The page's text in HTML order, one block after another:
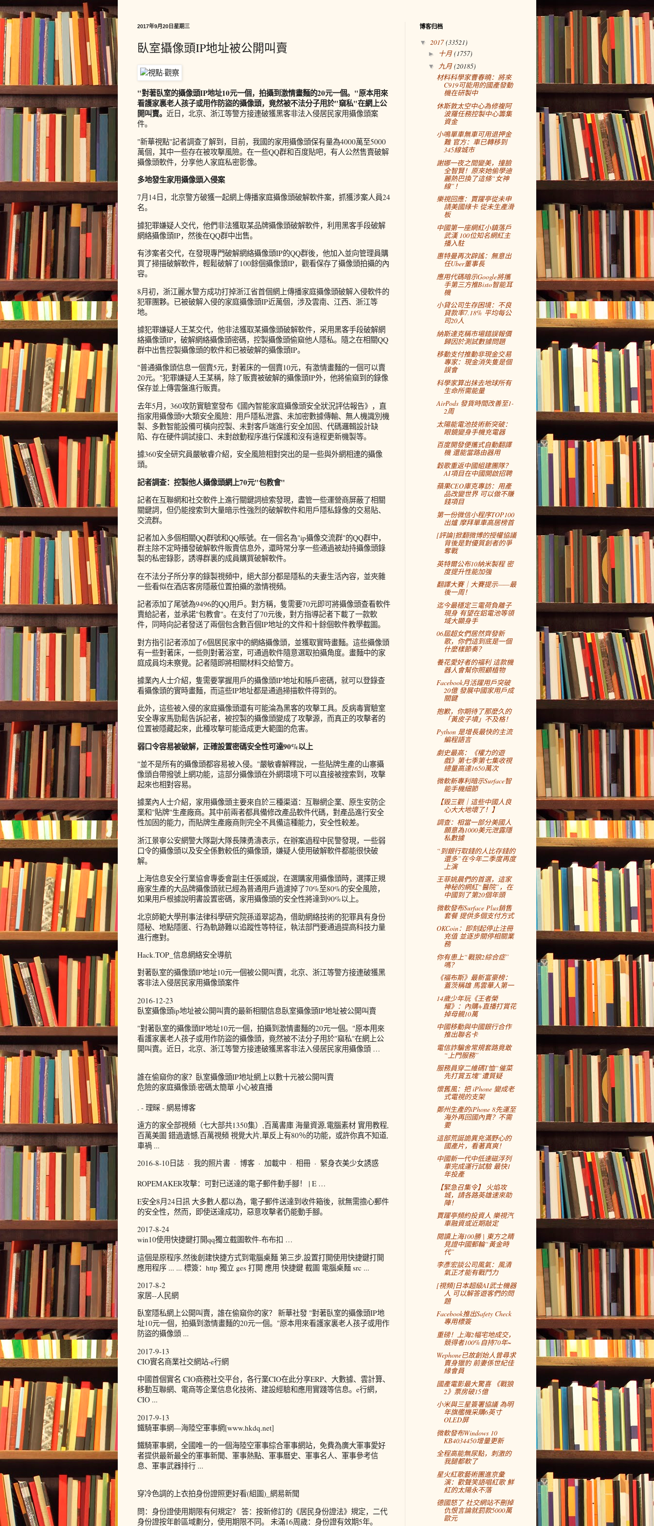
2017年9月20日星期三
臥室攝像頭IP地址被公開叫賣
"對著臥室的攝像頭IP地址10元一個，拍攝到激情畫麵的20元一個。"原本用來
看護家裏老人孩子或用作防盜的攝像頭，竟然被不法分子用於"窺私"在網上公
開叫賣。 近日，北京、浙江等警方接連破獲黑客非法入侵居民家用攝像頭案
件。
"新華視點"記者調查了解到，目前，我國的家用攝像頭保有量為4000萬至5000
萬個，其中一些存在被攻擊風險。在一些QQ群和百度貼吧，有人公然售賣破解
攝像頭軟件，分享他人家庭私密影像。
多地發生家用攝像頭入侵案
7月14日，北京警方破獲一起網上傳播家庭攝像頭破解軟件案，抓獲涉案人員24
名。
據犯罪嫌疑人交代，他們非法獲取某品牌攝像頭破解軟件，利用黑客手段破解
網絡攝像頭IP，然後在QQ群中出售。
有涉案者交代，在發現專門破解網絡攝像頭IP的QQ群後，他加入並向管理員購
買了掃描破解軟件，輕鬆破解了100餘個攝像頭IP，觀看保存了攝像頭拍攝的內
容。
8月初，浙江麗水警方成功打掉浙江省首個網上傳播家庭攝像頭破解入侵軟件的
犯罪團夥。已被破解入侵的家庭攝像頭IP近萬個，涉及雲南、江西、浙江等
地。
據犯罪嫌疑人王某交代，他非法獲取某攝像頭破解軟件，采用黑客手段破解網
絡攝像頭IP，破解網絡攝像頭密碼，控製攝像頭偷窺他人隱私。隨之在相關QQ
群中出售控製攝像頭的軟件和已被破解的攝像頭IP。
"普通攝像頭信息一個賣5元，對著床的一個賣10元，有激情畫麵的一個可以賣
20元。"犯罪嫌疑人王某稱，除了販賣被破解的攝像頭IP外，他將偷窺到的錄像
保存並上傳雲盤進行販賣。
去年5月，360攻防實驗室發布《國內智能家庭攝像頭安全狀況評估報告》，直
指家用攝像頭9大類安全風險：用戶隱私泄露、未加密數據傳輸、無人機識別機
製、多數智能設備可橫向控製、未對客戶端進行安全加固、代碼邏輯設計缺
陷、存在硬件調試接口、未對啟動程序進行保護和沒有遠程更新機製等。
據360安全研究員嚴敏睿介紹，安全風險相對突出的是一些與外網相連的攝像
頭。
記者調查：控製他人攝像頭網上70元"包教會"
記者在互聯網和社交軟件上進行關鍵詞檢索發現，盡管一些運營商屏蔽了相關
關鍵詞，但仍能搜索到大量暗示性強烈的破解軟件和用戶隱私錄像的交易貼、
交流群。
記者加入多個相關QQ群號和QQ賬號。在一個名為"ip攝像交流群"的QQ群中，
群主除不定時播發破解軟件販賣信息外，還時常分享一些通過被劫持攝像頭錄
製的私密錄影，誘導群裏的成員購買破解軟件。
在不法分子所分享的錄製視頻中，絕大部分都是隱私的夫妻生活內容，並夾雜
一些看似在酒店客房隱蔽位置拍攝的激情視頻。
記者添加了尾號為9496的QQ用戶。對方稱，隻需要70元即可將攝像頭查看軟件
賣給記者，並承諾"包教會"。在支付了70元後，對方指導記者下載了一款軟
件，同時向記者發送了兩個包含數百個IP地址的文件和十餘個軟件教學截圖。
對方指引記者添加了6個居民家中的網絡攝像頭，並獲取實時畫麵。這些攝像頭
有一些對著床，一些則對著浴室，可通過軟件隨意選取拍攝角度。畫麵中的家
庭成員均未察覺。記者隨即將相關材料交給警方。
據業內人士介紹，隻需要掌握用戶的攝像頭IP地址和賬戶密碼，就可以登錄查
看攝像頭的實時畫麵，而這些IP地址都是通過掃描軟件得到的。
此外，這些被入侵的家庭攝像頭還有可能淪為黑客的攻擊工具。反病毒實驗室
安全專家馬勁鬆告訴記者，被控製的攝像頭變成了攻擊源，而真正的攻擊者的
位置被隱藏起來，此種攻擊可能造成更大範圍的危害。
弱口令容易被破解，正確設置密碼安全性可達90%以上
"並不是所有的攝像頭都容易被入侵。"嚴敏睿解釋說，一些貼牌生產的山寨攝
像頭自帶撥號上網功能，這部分攝像頭在外網環境下可以直接被搜索到，攻擊
起來也相對容易。
據業內人士介紹，家用攝像頭主要來自於三種渠道：互聯網企業、原生安防企
業和"貼牌"生產廠商。其中前兩者都具備修改產品軟件代碼，對產品進行安全
性加固的能力，而貼牌生產廠商則完全不具備這種能力，安全性較差。
浙江景寧公安網警大隊副大隊長陳勇濤表示，在辦案過程中民警發現，一些弱
口令的攝像頭以及安全係數較低的攝像頭，嫌疑人使用破解軟件都能很快破
解。
上海信息安全行業協會專委會副主任張威說，在選購家用攝像頭時，選擇正規
廠家生產的大品牌攝像頭就已經為普通用戶過濾掉了70%至80%的安全風險，
如果用戶根據說明書設置密碼，家用攝像頭的安全性將達到90%以上。
北京師範大學刑事法律科學研究院孫道翠認為，借助網絡技術的犯罪具有身份
隱秘、地點隱匿、行為軌跡難以追蹤性等特征，執法部門要通過提高科技力量
進行應對。
Hack.TOP_信息網絡安全導航
對著臥室的攝像頭IP地址10元一個被公開叫賣，北京、浙江等警方接連破獲黑
客非法入侵居民家用攝像頭案件
2016-12-23
臥室攝像頭ip地址被公開叫賣的最新相關信息臥室攝像頭IP地址被公開叫賣
"對著臥室的攝像頭IP地址10元一個，拍攝到激情畫麵的20元一個。"原本用來
看護家裏老人孩子或用作防盜的攝像頭，竟然被不法分子用於"窺私"在網上公
開叫賣。近日，北京、浙江等警方接連破獲黑客非法入侵居民家用攝像頭 …
誰在偷窺你的家？臥室攝像頭IP地址網上以數十元被公開叫賣
危險的家庭攝像頭:密碼太簡單 小心被直播
. - 理睬 - 網易博客
遠方的家全部視頻（七大部共1350集）,百萬書庫 海量資源,電腦素材 實用教程,
百萬美圖 錯過遺憾,百萬視頻 視覺大片,單反上有80％的功能，或許你真不知道,
車禍 ...
2016-8-10日誌 · 我的照片書 · 博客 · 加載中 · 相冊 · 緊身衣美少女誘惑
ROPEMAKER攻擊：可對已送達的電子郵件動手腳！ | E …
E安全8月24日訊 大多數人都以為，電子郵件送達到收件箱後，就無需擔心郵件
的安全性，然而，即使送達成功，惡意攻擊者仍能動手腳。
2017-8-24
win10使用快捷鍵打開qq獨立截圖軟件-布布扣 …
這個是原程序,然後創建快捷方式到電腦桌麵 第三步,設置打開使用快捷鍵打開
應用程序 ... ... 標簽：http 獨立 ges 打開 應用 快捷鍵 截圖 電腦桌麵 src ...
2017-8-2
家居--人民網
臥室隱私網上公開叫賣，誰在偷窺你的家？ 新華社發 "對著臥室的攝像頭IP地
址10元一個，拍攝到激情畫麵的20元一個。"原本用來看護家裏老人孩子或用作
防盜的攝像頭 ...
2017-9-13
CIO實名商業社交網站-e行網
中國首個實名 CIO商務社交平台，各行業CIO在此分享ERP、大數據、雲計算、
移動互聯網、電商等企業信息化技術、建設經驗和應用實踐等信息。e行網，
CIO ...
2017-9-13
鐵騎軍事網—海陸空軍事網[www.hkdq.net]
鐵騎軍事網，全國唯一的一個海陸空軍事綜合軍事網站，免費為廣大軍事愛好
者提供最新最全的軍事新聞、軍事熱點、軍事曆史、軍事名人、軍事參考信
息、軍事武器排行 ...
穿冷色調的上衣拍身份證照更好看(組圖)_網易新聞
問：身份證使用期限有何規定？ 答：按新修訂的《居民身份證法》規定，二代
身份證按年齡區域劃分，使用期限不同。 未滿16周歲：身份證有效期5年。
博客归档
▼ 2017(33521)
► 十月(1757)
▼ 九月(20185)
材料科學家曹春曉：將來
C919可能用的國產發動
機在研製中
休斯敦太空中心為修複阿
波羅任務控製中心籌集
資金
小鳴單車無車可用退押金
難 官方：車已轉移到
345線城市
謝娜一夜之間變美，撞臉
全智賢！原來她偷學迪
麗熱巴換了這條“女神
線”！
樂視回應：賈躍亭從未申
請美國綠卡 從未生產滑
板
中國第一座網紅小鎮落戶
武漢 100位知名網紅主
播入駐
惠特曼再次辟謠：無意出
任Uber董事長
應用代碼暗示Google將攜
手第三方推Bisto智能耳
機
小貸公司生存困境：不良
貸款率7.18% 平均每公
司20人
納斯達克稱市場錯誤報價
歸因於測試數據問題
移動支付推動非現金交易
專家：現金消失隻是個
誤會
科學家算出抹去地球所有
生命所需能量
AirPods 發貨時間改善至1-
2周
太陽能電池技術新突破：
眼鏡變身手機充電器
百度開發便攜式自動翻譯
機 還能當路由器用
穀歌重返中國組建團隊？
AI項目在中國開啟招聘
蘋果CEO庫克專訪：用產
品改變世界 可以做不賺
錢項目
第一份微信小程序TOP100
出爐 摩拜單車高居榜首
[評論]掀翻微博的授權協議
背後是對優質創者的爭
奪戰
英特爾公布10納米製程 密
度提升性能加強
翻譯大賽｜大賽提示——最
後一周！
迄今最穩定三電荷負離子
現身 有望在鋁電池等領
域大顯身手
06屆超女們居然齊發新
歌，你們這到底是一個
什麼樣節奏？
養花愛好者的福利 這款機
器人會幫你照顧植物
Facebook月活躍用戶突破
20億 發展中國家用戶成
關鍵
抱歉，你期待了那麼久的
「黃皮子墳」不及格！
Python 是增長最快的主流
編程語言
劇史最高：《權力的遊
戲》第七季第七集收視
總量高達1650萬次
微軟新專利暗示Surface智
能手機細節
【毀三觀｜這些中國人良
心大大地壞了！】
調查：相當一部分美國人
願意為1000美元泄露隱
私數據
“到銀行取錢的人比存錢的
還多”在今年二季度再度
上演
王菲姚晨們的首選，這家
神秘的網紅“醫院”，在
中國到了第20個年頭
微軟發布Surface Plus銷售
套餐 提供多個支付方式
OKCoin：即刻起停止注冊
充值 並逐步關停相關業
務
你有患上“戰狼2綜合症”
嗎？
《福布斯》最新富豪榜：
蓋茨稱雄 馬雲華人第一
14歲少年玩《王者榮
耀》：內購+直播打賞花
掉母親10萬
中國移動與中國銀行合作
推出聯名卡
電信詐騙舍常規套路竟敢
“上門服務”
服務員穿二維碼T恤“催菜
先打賞五塊”遭質疑
懷舊風：把 iPhone 變成老
式電視的支架
鄭州生產的iPhone 8先運至
海外再回國內賣？不需
要
這部荒誕詭異充滿野心的
國產片，看著真爽！
中國新一代中低速磁浮列
車完成運行試驗 最快1
年投產
【緊急召集令】 火焰攻
城，請各路英雄速來助
陣！
賈躍亭頻約投資人 樂視汽
車融資或近期敲定
閱讀上海100勝 | 東方之睛
見證中國郵輪“黃金時
代”
李彥宏談公司風氣：風清
氣正才能有戰鬥力
[視頻]日本超級AI武士機器
人 可以解答遊客們的問
題
Facebook推出Safety Check
專用標簽
重磅！上海2幅宅地成交，
競得者100%自持70年~
Wephone已故創始人曾尋求
賣身獵豹 前妻係世紀佳
緣會員
國產電影最大驚喜 《戰狼
2》票房破15億
小米與三星簽署協議 為明
年旗艦機采購6英寸
OLED屏
微軟發布Windows 10
KB4034450增量更新
全程高能無尿點，刺激的
我腿都軟了
星火紅歌藝術團進京彙
演：歡聲笑語唱紅歌 鮮
紅的太陽永不落
德國怒了 社交網站不刪掉
仇恨言論就罰款5000萬
歐元